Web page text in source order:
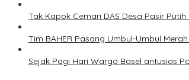
Tak Kapok Cemari DAS Desa Pasir
Tim BAHER Pasang Umbul-Umbul
Sejak Pagi Hari Warga Basel antusias